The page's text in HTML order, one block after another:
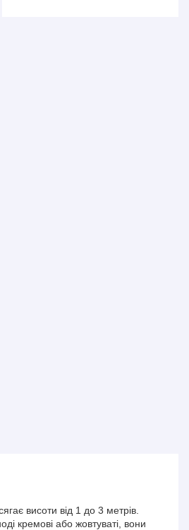
висоти від 1 до 3 метрів.
кремові або жовтуваті, вони